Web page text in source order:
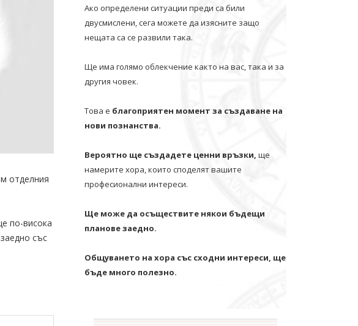
отделния
по-висока
със
Ако определени ситуации преди са били
двусмислени, сега можете да изясните защо
нещата са се развили така.
Ще има голямо облекчение както на вас, така и за
другия човек.
Това е благоприятен момент за създаване на
нови познанства.
Вероятно ще създадете ценни връзки, ще
намерите хора, които споделят вашите
професионални интереси.
Ще може да осъществите някои бъдещи
планове заедно.
Общуването на хора със сходни интереси, ще
бъде много полезно.